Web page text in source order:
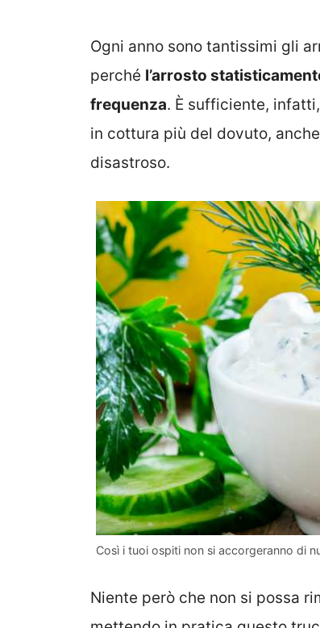
Ogni anno sono tantissimi gli
perché l’arrosto
frequenza. È sufficiente,
in cottura più del dovuto,
disastroso.
Così i tuoi ospiti non si accorgeranno di
Niente però che non si possa